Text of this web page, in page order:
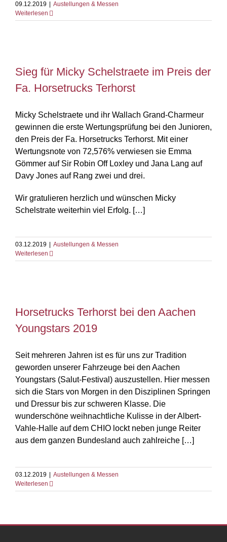
09.12.2019
Austellungen & Messen
Weiterlesen
Fa. Horsetrucks Terhorst
Sieg für Micky Schelstraete im Preis der
Fa. Horsetrucks Terhorst
Micky Schelstraete und ihr Wallach Grand-Charmeur
gewinnen die erste Wertungsprüfung bei den Junioren,
den Preis der Fa. Horsetrucks Terhorst. Mit einer
Wertungsnote von 72,576% verwiesen sie Emma
Gömmer auf Sir Robin Off Loxley und Jana Lang auf
Davy Jones auf Rang zwei und drei.
Wir gratulieren herzlich und wünschen Micky
Schelstrate weiterhin viel Erfolg. […]
03.12.2019
Austellungen & Messen
Weiterlesen
Youngstars 2019
Horsetrucks Terhorst bei den Aachen
Youngstars 2019
Seit mehreren Jahren ist es für uns zur Tradition
geworden unserer Fahrzeuge bei den Aachen
Youngstars (Salut-Festival) auszustellen. Hier messen
sich die Stars von Morgen in den Disziplinen Springen
und Dressur bis zur schweren Klasse. Die
wunderschöne weihnachtliche Kulisse in der Albert-
Vahle-Halle auf dem CHIO lockt neben junge Reiter
aus dem ganzen Bundesland auch zahlreiche […]
03.12.2019
Austellungen & Messen
Weiterlesen